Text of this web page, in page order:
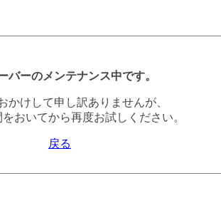
バーのメンテナンス中です。
かけして申し訳ありませんが、
おいてから再度お試しください。
戻る